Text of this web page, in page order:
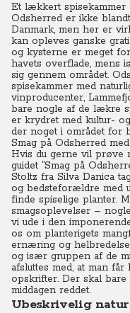
Et lækkert spisekammer
Odsherred er ikke
Danmark, men her er
kan opleves ganske
og kysterne er meget
havets overflade, mens
sig gennem området.
spisekammer med
vinproducenter,
bare nogle af de lækre
er krydret med kultur-
der noget i området for
Smag på Odsherred
Hvis du gerne vil prøve
guidet ”Smag på
Stoltz fra Silva Danica
og bedsteforældre med
finde spiselige planter.
smagsoplevelser –
vi ude i den
os om planterigets
ernæring og
og især gruppen af de
afsluttes med, at man
opskrifter. Der skal
middagen reddet.
Ubeskrivelig